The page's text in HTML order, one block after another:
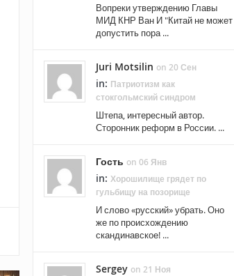
Вопреки утверждению Главы
МИД КНР Ван И "Китай не может
допустить пора ...
Juri Motsilin on 20 Сен
in: Патриотизм как
стокгольмский синдром
Штепа, интересный автор.
Сторонник реформ в России. ...
Гость on 06 Янв
in: Хорошилище грядет по
гульбищу на позорище
И слово «русский» убрать. Оно
же по происхождению
скандинавское! ...
Sergey on 21 Ноя